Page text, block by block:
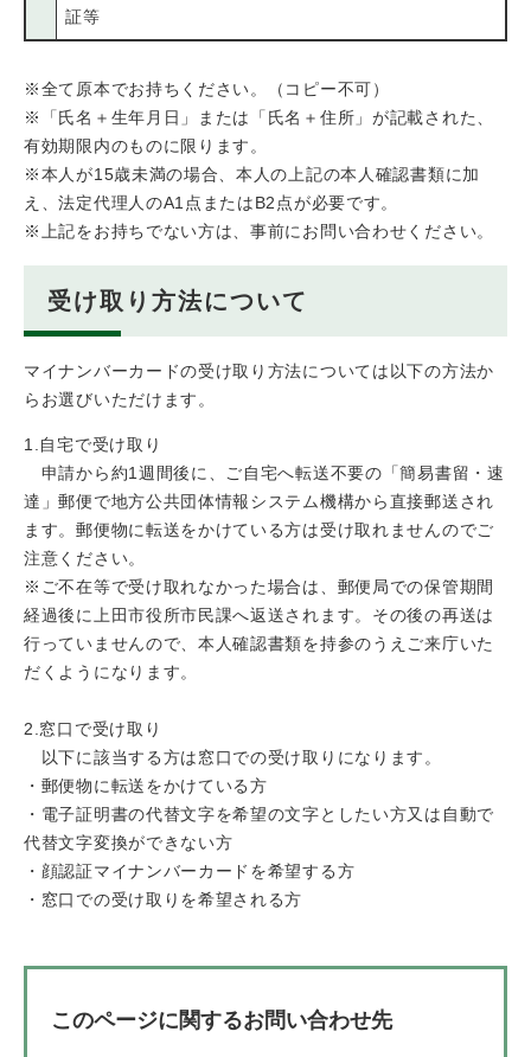
証等
※全て原本でお持ちください。（コピー不可）
※「氏名＋生年月日」または「氏名＋住所」が記載された、
有効期限内のものに限ります。
※本人が15歳未満の場合、本人の上記の本人確認書類に加
え、法定代理人のA1点またはB2点が必要です。
※上記をお持ちでない方は、事前にお問い合わせください。
受け取り方法について
マイナンバーカードの受け取り方法については以下の方法か
らお選びいただけます。
1.自宅で受け取り
申請から約1週間後に、ご自宅へ転送不要の「簡易書留・速
達」郵便で地方公共団体情報システム機構から直接郵送され
ます。郵便物に転送をかけている方は受け取れませんのでご
注意ください。
※ご不在等で受け取れなかった場合は、郵便局での保管期間
経過後に上田市役所市民課へ返送されます。その後の再送は
行っていませんので、本人確認書類を持参のうえご来庁いた
だくようになります。
2.窓口で受け取り
以下に該当する方は窓口での受け取りになります。
・郵便物に転送をかけている方
・電子証明書の代替文字を希望の文字としたい方又は自動で
代替文字変換ができない方
・顔認証マイナンバーカードを希望する方
・窓口での受け取りを希望される方
このページに関するお問い合わせ先